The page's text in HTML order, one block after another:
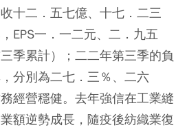
十二．五七億、十七．二三
EPS一．一二元、二．九五
季累計）；二二年第三季的負
分別為二七．三％、二六
經營穩健。去年強信在工業縫
額逆勢成長，隨疫後紡織業復